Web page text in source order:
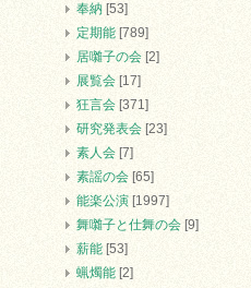
奉納 [53]
定期能 [789]
居囃子の会 [2]
展覧会 [17]
狂言会 [371]
研究発表会 [23]
素人会 [7]
素謡の会 [65]
能楽公演 [1997]
舞囃子と仕舞の会 [9]
薪能 [53]
蝋燭能 [2]